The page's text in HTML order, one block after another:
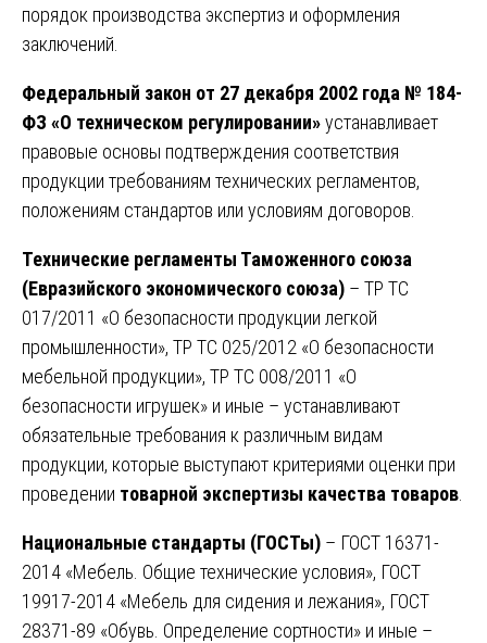
порядок производства экспертиз и оформления
заключений.
Федеральный закон от 27 декабря 2002 года № 184-
ФЗ «О техническом регулировании»устанавливает
правовые основы подтверждения соответствия
продукции требованиям технических регламентов,
положениям стандартов или условиям договоров.
Технические регламенты Таможенного союза
(Евразийского экономического союза) – ТР ТС
017/2011 «О безопасности продукции легкой
промышленности», ТР ТС 025/2012 «О безопасности
мебельной продукции», ТР ТС 008/2011 «О
безопасности игрушек» и иные – устанавливают
обязательные требования к различным видам
продукции, которые выступают критериями оценки при
проведении товарной экспертизы качества товаров
Национальные стандарты (ГОСТы) – ГОСТ 16371-
2014 «Мебель. Общие технические условия», ГОСТ
19917-2014 «Мебель для сидения и лежания», ГОСТ
28371-89 «Обувь. Определение сортности» и иные –